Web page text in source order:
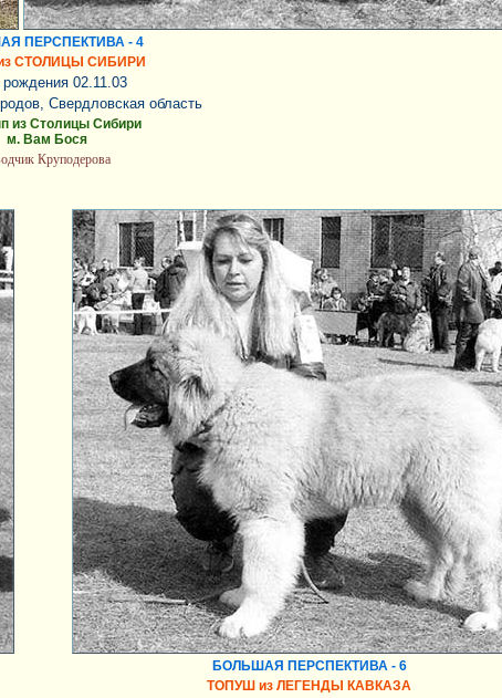
ПЕРСПЕКТИВА - 4
СТОЛИЦЫ СИБИРИ
02.11.03
Свердловская область
из Столицы Сибири
м. Вам Бося
Круподерова
БОЛЬШАЯ ПЕРСПЕКТИВА - 6
ТОПУШ из ЛЕГЕНДЫ КАВКАЗА